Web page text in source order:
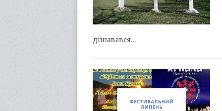
дізнавався…